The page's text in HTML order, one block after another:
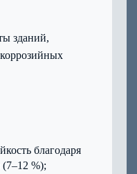
зданий,
благодаря
%);